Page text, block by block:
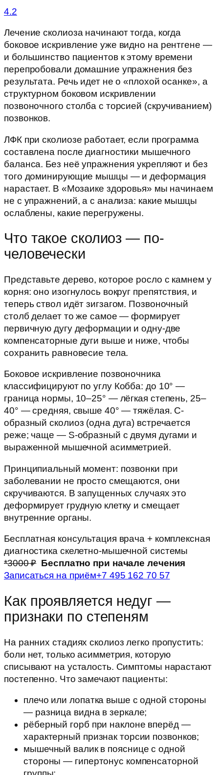
4.2
Лечение сколиоза начинают тогда, когда
боковое искривление уже видно на рентгене —
и большинство пациентов к этому времени
перепробовали домашние упражнения без
результата. Речь идет не о «плохой осанке», а
структурном боковом искривлении
позвоночного столба с торсией (скручиванием)
позвонков.
ЛФК при сколиозе работает, если программа
составлена после диагностики мышечного
баланса. Без неё упражнения укрепляют и без
того доминирующие мышцы — и деформация
нарастает. В «Мозаике здоровья» мы начинаем
не с упражнений, а с анализа: какие мышцы
ослаблены, какие перегружены.
Что такое сколиоз — по-
человечески
Представьте дерево, которое росло с камнем у
корня: оно изогнулось вокруг препятствия, и
теперь ствол идёт зигзагом. Позвоночный
столб делает то же самое — формирует
первичную дугу деформации и одну-две
компенсаторные дуги выше и ниже, чтобы
сохранить равновесие тела.
Боковое искривление позвоночника
классифицируют по углу Кобба: до 10° —
граница нормы, 10–25° — лёгкая степень, 25–
40° — средняя, свыше 40° — тяжёлая. С-
образный сколиоз (одна дуга) встречается
реже; чаще — S-образный с двумя дугами и
выраженной мышечной асимметрией.
Принципиальный момент: позвонки при
заболевании не просто смещаются, они
скручиваются. В запущенных случаях это
деформирует грудную клетку и смещает
внутренние органы.
Бесплатная консультация врача + комплексная
диагностика скелетно-мышечной системы
*3000 ₽ Бесплатно при начале лечения
Записаться на приём+7 495 162 70 57
Как проявляется недуг —
признаки по степеням
На ранних стадиях сколиоз легко пропустить:
боли нет, только асимметрия, которую
списывают на усталость. Симптомы нарастают
постепенно. Что замечают пациенты:
плечо или лопатка выше с одной стороны
— разница видна в зеркале;
рёберный горб при наклоне вперёд —
характерный признак торсии позвонков;
мышечный валик в пояснице с одной
стороны — гипертонус компенсаторной